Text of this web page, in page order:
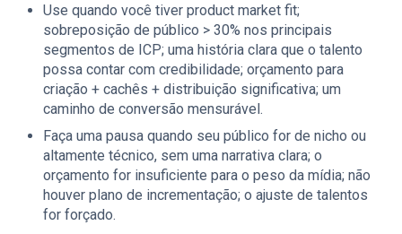
Use quando você tiver product market fit;
sobreposição de público > 30% nos principais
segmentos de ICP; uma história clara que o talento
possa contar com credibilidade; orçamento para
criação + cachês + distribuição significativa; um
caminho de conversão mensurável.
Faça uma pausa quando seu público for de nicho ou
altamente técnico, sem uma narrativa clara; o
orçamento for insuficiente para o peso da mídia; não
houver plano de incrementação; o ajuste de talentos
for forçado.